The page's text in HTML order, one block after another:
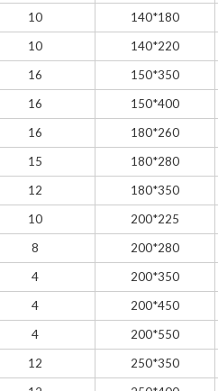
10 140*180
10 140*220
16 150*350
16 150*400
16 180*260
15 180*280
12 180*350
10 200*225
8 200*280
4 200*350
4 200*450
4 200*550
12 250*350